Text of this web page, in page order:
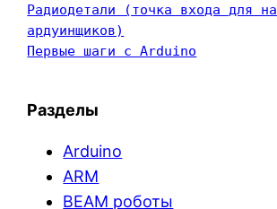
Радиодетали (точка входа для
ардуинщиков)
Первые шаги с Arduino
Разделы
Arduino
ARM
BEAM роботы